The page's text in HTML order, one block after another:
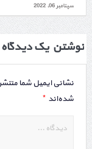
سپتامبر 06, 2022
نوشتن یک دیدگاه
نشانی ایمیل شما
شده‌اند *